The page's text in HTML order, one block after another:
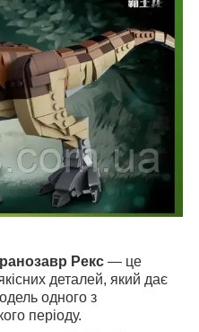
Рекс — це
деталей, який дає
одного з
періоду.